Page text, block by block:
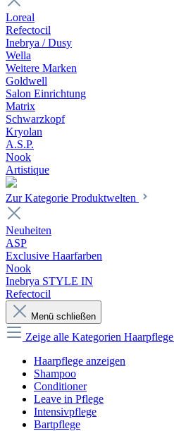
Loreal
Refectocil
Inebrya / Dusy
Wella
Weitere Marken
Goldwell
Salon Einrichtung
Matrix
Schwarzkopf
Kryolan
A.S.P.
Nook
Artistique
Zur Kategorie Produktwelten
Neuheiten
ASP
Exclusive Haarfarben
Nook
Inebrya STYLE IN
Refectocil
Menü schließen
Zeige alle Kategorien Haarpflege
Haarpflege anzeigen
Shampoo
Conditioner
Leave in Pflege
Intensivpflege
Bartpflege